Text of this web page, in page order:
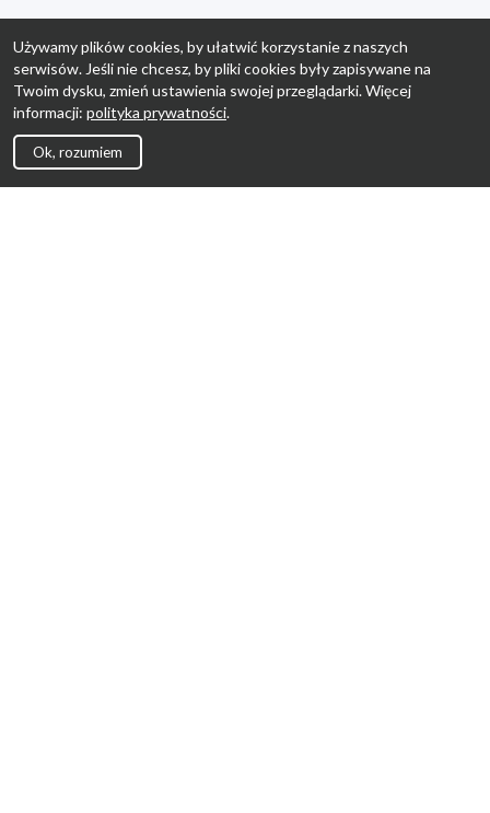
Używamy plików cookies, by ułatwić korzystanie z naszych
serwisów. Jeśli nie chcesz, by pliki cookies były zapisywane na
Twoim dysku, zmień ustawienia swojej przeglądarki. Więcej
informacji: polityka prywatności.
Ok, rozumiem